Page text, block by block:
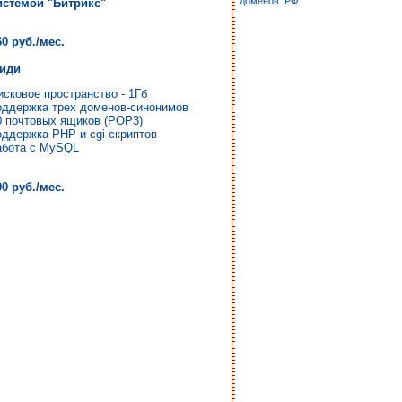
"Битрикс"
руб./мес.
пространство - 1Гб
трех доменов-синонимов
почтовых ящиков (POP3)
PHP и cgi-скриптов
с MySQL
руб./мес.